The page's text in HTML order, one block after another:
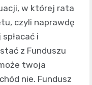
w której rata
czyli naprawdę
i
z Funduszu
twoja
nie. Fundusz